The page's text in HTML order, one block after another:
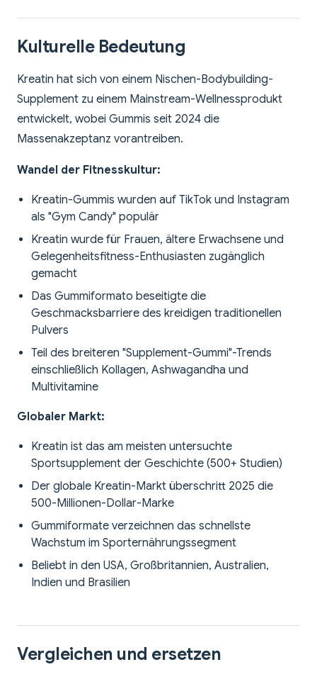
Kulturelle Bedeutung
Kreatin hat sich von einem Nischen-Bodybuilding-
Supplement zu einem Mainstream-Wellnessprodukt
entwickelt, wobei Gummis seit 2024 die
Massenakzeptanz vorantreiben.
Wandel der Fitnesskultur:
Kreatin-Gummis wurden auf TikTok und Instagram
als "Gym Candy" populär
Kreatin wurde für Frauen, ältere Erwachsene und
Gelegenheitsfitness-Enthusiasten zugänglich
gemacht
Das Gummiformato beseitigte die
Geschmacksbarriere des kreidigen traditionellen
Pulvers
Teil des breiteren "Supplement-Gummi"-Trends
einschließlich Kollagen, Ashwagandha und
Multivitamine
Globaler Markt:
Kreatin ist das am meisten untersuchte
Sportsupplement der Geschichte (500+ Studien)
Der globale Kreatin-Markt überschritt 2025 die
500-Millionen-Dollar-Marke
Gummiformate verzeichnen das schnellste
Wachstum im Sporternährungssegment
Beliebt in den USA, Großbritannien, Australien,
Indien und Brasilien
Vergleichen und ersetzen